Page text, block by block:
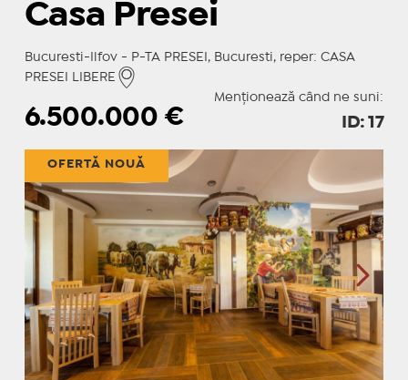
Casa Presei
Bucuresti-Ilfov - P-TA PRESEI, Bucuresti, reper: CASA
PRESEI LIBERE
Menționează când ne suni:
6.500.000 € ID: 17
OFERTĂ NOUĂ